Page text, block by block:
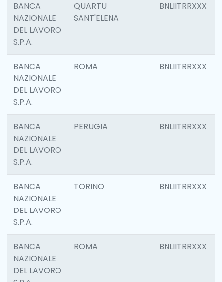
BANCA
NAZIONALE
DEL LAVORO
S.P.A.
QUARTU
SANT'ELENA
BNLIITRRXXX
BANCA
NAZIONALE
DEL LAVORO
S.P.A.
ROMA BNLIITRRXXX
BANCA
NAZIONALE
DEL LAVORO
S.P.A.
PERUGIA BNLIITRRXXX
BANCA
NAZIONALE
DEL LAVORO
S.P.A.
TORINO BNLIITRRXXX
BANCA
NAZIONALE
DEL LAVORO
ROMA BNLIITRRXXX